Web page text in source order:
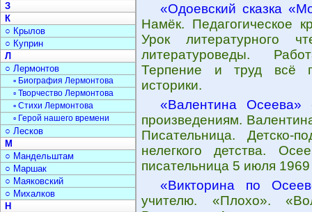
«Одоевский сказка
Намёк. Педагогическое
Урок литературного
литературоведы.
Терпение и труд всё
историки.
«Валентина Осеева»
произведениям.
Писательница. Детско-
нелегкого детства.
писательница 5 июля 1969
«Викторина по
учителю. «Плохо».
З
К
○ Крылов
○ Куприн
Л
○ Лермонтов
▫ Биография Лермонтова
▫ Творчество Лермонтова
▫ Стихи Лермонтова
▫ Герой нашего времени
○ Лесков
М
○ Мандельштам
○ Маршак
○ Маяковский
○ Михалков
Н